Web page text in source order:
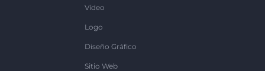
Vídeo
Logo
Diseño Gráfico
Sitio Web